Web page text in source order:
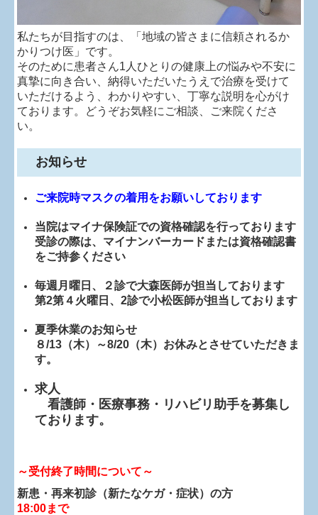
私たちが目指すのは、「地域の皆さまに信頼されるか
かりつけ医」です。
そのために患者さん1人ひとりの健康上の悩みや不安に
真摯に向き合い、納得いただいたうえで治療を受けて
いただけるよう、わかりやすい、丁寧な説明を心がけ
ております。どうぞお気軽にご相談、ご来院くださ
い。
お知らせ
ご来院時マスクの着用をお願いしております
当院はマイナ保険証での資格確認を行っております
受診の際は、マイナンバーカードまたは資格確認書
をご持参ください
毎週月曜日、２診で大森医師が担当しております
第2第４火曜日、2診で小松医師が担当しております
夏季休業のお知らせ
８/13（木）～8/20（木）お休みとさせていただきま
す。
求人
看護師・医療事務・リハビリ助手を募集し
ております。
～受付終了時間について～
新患・再来初診（新たなケガ・症状）の方
18:00まで